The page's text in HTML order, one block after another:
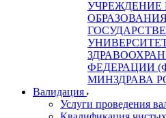
ФЕДЕРАЦИИ
МИНЗДРАВА
Валидация
Услуги проведения